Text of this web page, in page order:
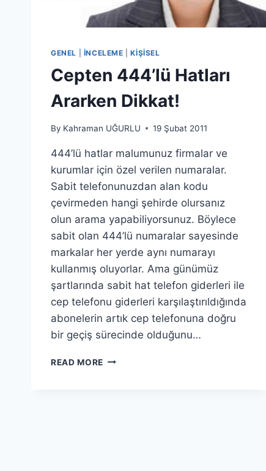
GENEL İNCELEME |KIŞISEL
Cepten 444’lü Hatları
Ararken Dikkat!
By Kahraman UĞURLU 19 Şubat 2011
444’lü hatlar malumunuz firmalar ve
kurumlar için özel verilen numaralar.
Sabit telefonunuzdan alan kodu
çevirmeden hangi şehirde olursanız
olun arama yapabiliyorsunuz. Böylece
sabit olan 444’lü numaralar sayesinde
markalar her yerde aynı numarayı
kullanmış oluyorlar. Ama günümüz
şartlarında sabit hat telefon giderleri ile
cep telefonu giderleri karşılaştırıldığında
abonelerin artık cep telefonuna doğru
bir geçiş sürecinde olduğunu…
READ MORE CEPTEN